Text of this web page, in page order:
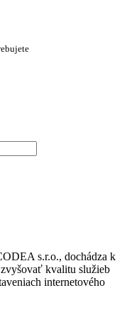
s.r.o., dochádza k
kvalitu služieb
internetového